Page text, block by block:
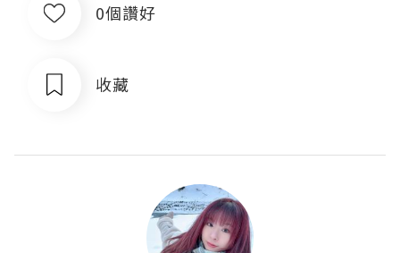
0個讚好
收藏